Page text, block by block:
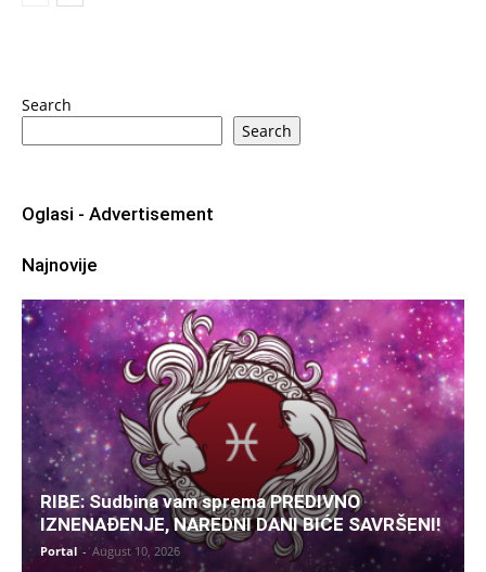
Search
Search
Oglasi - Advertisement
Najnovije
RIBE: Sudbina vam sprema PREDIVNO
IZNENAĐENJE, NAREDNI DANI BIĆE SAVRŠENI!
Portal - August 10, 2026